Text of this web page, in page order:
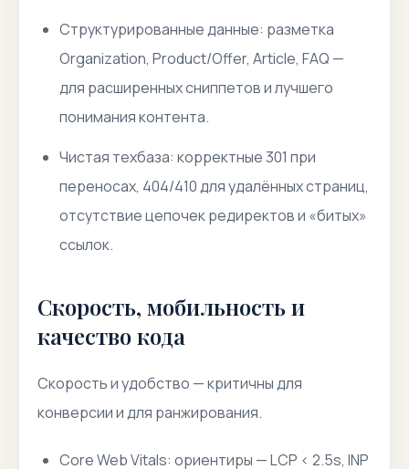
Структурированные данные: разметка
Organization, Product/Offer, Article, FAQ —
для расширенных сниппетов и лучшего
понимания контента.
Чистая техбаза: корректные 301 при
переносах, 404/410 для удалённых страниц,
отсутствие цепочек редиректов и «битых»
ссылок.
Скорость, мобильность и
качество кода
Скорость и удобство — критичны для
конверсии и для ранжирования.
Core Web Vitals: ориентиры — LCP < 2.5s, INP